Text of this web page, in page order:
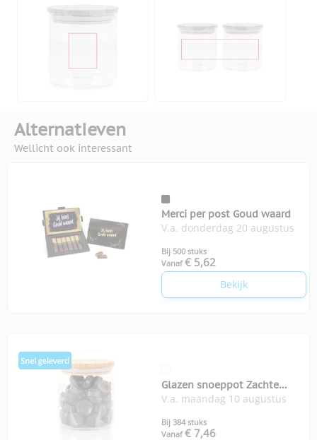
Alternatieven
Wellicht ook interessant
Merci per post Goud waard
V.a. donderdag 20 augustus
Bij 500 stuks
Vanaf € 5,62
Bekijk
Glazen snoeppot Zachte
zoete drop
V.a. maandag 10 augustus
Bij 384 stuks
Vanaf € 7,46